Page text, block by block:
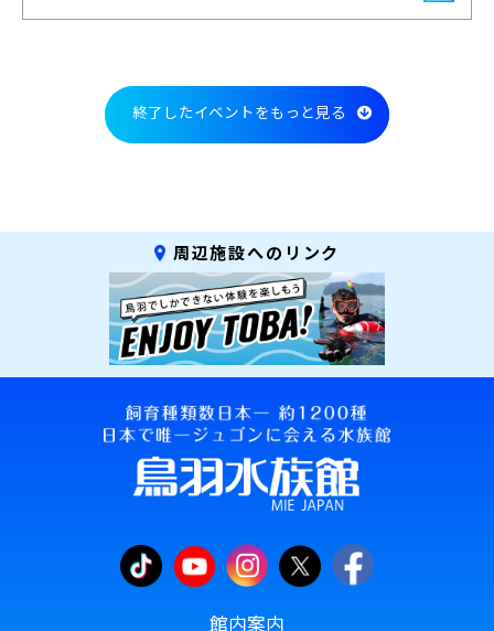
終了したイベントをもっと見る
周辺施設へのリンク
館内案内